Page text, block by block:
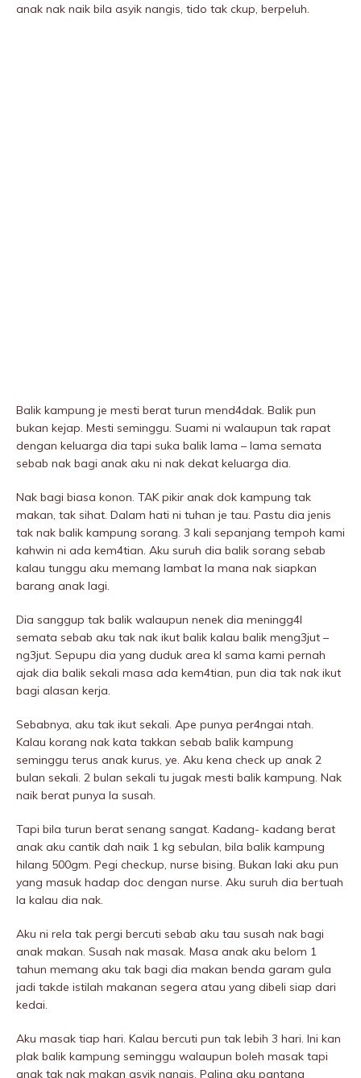
anak nak naik bila asyik nangis, tido tak ckup, berpeluh.
Balik kampung je mesti berat turun mend4dak. Balik pun
bukan kejap. Mesti seminggu. Suami ni walaupun tak rapat
dengan keluarga dia tapi suka balik lama – lama semata
sebab nak bagi anak aku ni nak dekat keluarga dia.
Nak bagi biasa konon. TAK pikir anak dok kampung tak
makan, tak sihat. Dalam hati ni tuhan je tau. Pastu dia jenis
tak nak balik kampung sorang. 3 kali sepanjang tempoh kami
kahwin ni ada kem4tian. Aku suruh dia balik sorang sebab
kalau tunggu aku memang lambat la mana nak siapkan
barang anak lagi.
Dia sanggup tak balik walaupun nenek dia meningg4I
semata sebab aku tak nak ikut balik kalau balik meng3jut –
ng3jut. Sepupu dia yang duduk area kl sama kami pernah
ajak dia balik sekali masa ada kem4tian, pun dia tak nak ikut
bagi alasan kerja.
Sebabnya, aku tak ikut sekali. Ape punya per4ngai ntah.
Kalau korang nak kata takkan sebab balik kampung
seminggu terus anak kurus, ye. Aku kena check up anak 2
bulan sekali. 2 bulan sekali tu jugak mesti balik kampung. Nak
naik berat punya la susah.
Tapi bila turun berat senang sangat. Kadang- kadang berat
anak aku cantik dah naik 1 kg sebulan, bila balik kampung
hilang 500gm. Pegi checkup, nurse bising. Bukan laki aku pun
yang masuk hadap doc dengan nurse. Aku suruh dia bertuah
la kalau dia nak.
Aku ni rela tak pergi bercuti sebab aku tau susah nak bagi
anak makan. Susah nak masak. Masa anak aku belom 1
tahun memang aku tak bagi dia makan benda garam gula
jadi takde istilah makanan segera atau yang dibeli siap dari
kedai.
Aku masak tiap hari. Kalau bercuti pun tak lebih 3 hari. Ini kan
plak balik kampung seminggu walaupun boleh masak tapi
anak tak nak makan asyik nangis. Paling aku pantang